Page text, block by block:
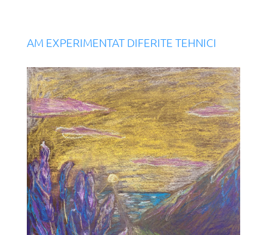
AM EXPERIMENTAT DIFERITE TEHNICI